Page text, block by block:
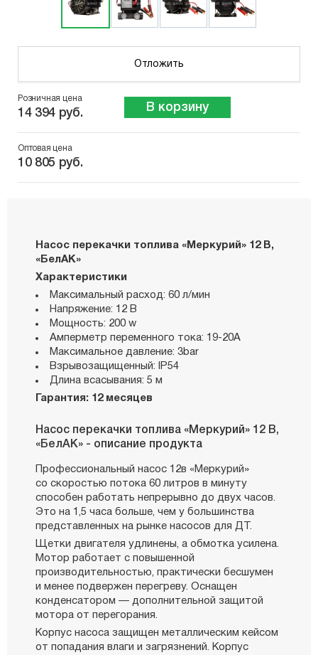
Отложить
Розничная цена
14 394 руб. В корзину
Оптовая цена
10 805 руб.
Насос перекачки топлива «Меркурий» 12 В,
«БелАК»
Характеристики
Максимальный расход: 60 л/мин
Напряжение: 12 В
Мощность: 200 w
Амперметр переменного тока: 19-20A
Максимальное давление: 3bar
Взрывозащищенный: IP54
Длина всасывания: 5 м
Гарантия: 12 месяцев
Насос перекачки топлива «Меркурий» 12 В,
«БелАК» - описание продукта
Профессиональный насос 12в «Меркурий»
со скоростью потока 60 литров в минуту
способен работать непрерывно до двух часов.
Это на 1,5 часа больше, чем у большинства
представленных на рынке насосов для ДТ.
Щетки двигателя удлинены, а обмотка усилена.
Мотор работает с повышенной
производительностью, практически бесшумен
и менее подвержен перегреву. Оснащен
конденсатором — дополнительной защитой
мотора от перегорания.
Корпус насоса защищен металлическим кейсом
от попадания влаги и загрязнений. Корпус